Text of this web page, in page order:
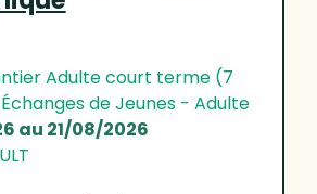
Adulte court terme (7
de Jeunes - Adulte
au 21/08/2026